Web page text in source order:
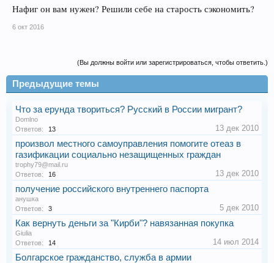
Нафиг он вам нужен? Решили себе на старость сэкономить?
6 окт 2016
(Вы должны войти или зарегистрироваться, чтобы ответить.)
Предыдущие темы
Что за ерунда твориться? Русский в России мигрант?
Domlno
Ответов:
13 13 дек 2010
произвол местного самоуправления помогите отеаз в
газификации социально незащищенных граждан
trophy79@mail.ru
Ответов:
16 13 дек 2010
получение российского внутреннего паспорта
анушка
Ответов:
3 5 дек 2010
Как вернуть деньги за "Кирби"? навязанная покупка
Giulia
Ответов:
14 14 июл 2014
Болгарское гражданство, служба в армии